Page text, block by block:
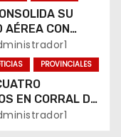
SU
AÉREA CON
SEMANALES A
PROVINCIALES
EN CORRAL DE